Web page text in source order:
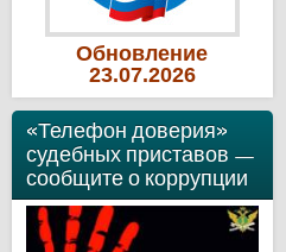
Обновление
23.07.2026
«Телефон доверия»
судебных приставов —
сообщите о коррупции